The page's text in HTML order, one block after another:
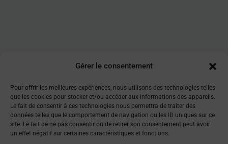
Gérer le consentement
Pour offrir les meilleures expériences, nous utilisons des technologies telles
que les cookies pour stocker et/ou accéder aux informations des appareils.
Le fait de consentir à ces technologies nous permettra de traiter des
données telles que le comportement de navigation ou les ID uniques sur ce
site. Le fait de ne pas consentir ou de retirer son consentement peut avoir
un effet négatif sur certaines caractéristiques et fonctions.